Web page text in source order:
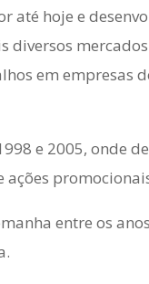
até hoje e
diversos
em empresas
e 2005, onde
entre os